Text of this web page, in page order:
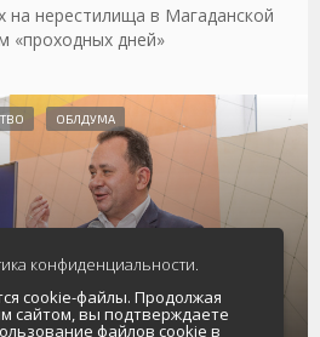
на нерестилища в Магаданской
«проходных дней»
ОБЛДУМА
конфиденциальности.
cookie-файлы. Продолжая
сайтом, вы подтверждаете
файлов cookie в